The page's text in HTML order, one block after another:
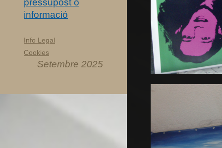
pressupost o
informació
Info Legal
Cookies
Setembre 2025